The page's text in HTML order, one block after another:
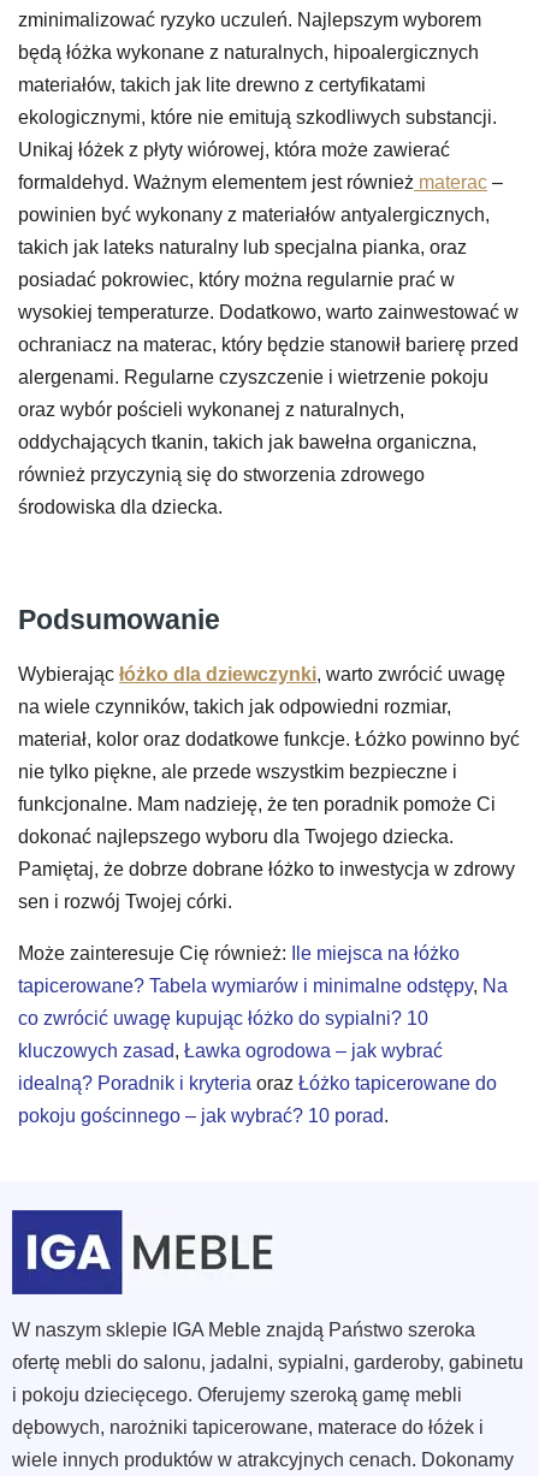
zminimalizować ryzyko uczuleń. Najlepszym wyborem
będą łóżka wykonane z naturalnych, hipoalergicznych
materiałów, takich jak lite drewno z certyfikatami
ekologicznymi, które nie emitują szkodliwych substancji.
Unikaj łóżek z płyty wiórowej, która może zawierać
formaldehyd. Ważnym elementem jest również materac –
powinien być wykonany z materiałów antyalergicznych,
takich jak lateks naturalny lub specjalna pianka, oraz
posiadać pokrowiec, który można regularnie prać w
wysokiej temperaturze. Dodatkowo, warto zainwestować w
ochraniacz na materac, który będzie stanowił barierę przed
alergenami. Regularne czyszczenie i wietrzenie pokoju
oraz wybór pościeli wykonanej z naturalnych,
oddychających tkanin, takich jak bawełna organiczna,
również przyczynią się do stworzenia zdrowego
środowiska dla dziecka.
Podsumowanie
Wybierając łóżko dla dziewczynki, warto zwrócić uwagę
na wiele czynników, takich jak odpowiedni rozmiar,
materiał, kolor oraz dodatkowe funkcje. Łóżko powinno być
nie tylko piękne, ale przede wszystkim bezpieczne i
funkcjonalne. Mam nadzieję, że ten poradnik pomoże Ci
dokonać najlepszego wyboru dla Twojego dziecka.
Pamiętaj, że dobrze dobrane łóżko to inwestycja w zdrowy
sen i rozwój Twojej córki.
Może zainteresuje Cię również:
Ile miejsca na łóżko
tapicerowane? Tabela wymiarów i minimalne odstępy, Na
co zwrócić uwagę kupując łóżko do sypialni? 10
kluczowych zasad, Ławka ogrodowa – jak wybrać
idealną? Poradnik i kryteria oraz Łóżko tapicerowane do
pokoju gościnnego – jak wybrać? 10 porad.
W naszym sklepie IGA Meble znajdą Państwo szeroka
ofertę mebli do salonu, jadalni, sypialni, garderoby, gabinetu
i pokoju dziecięcego. Oferujemy szeroką gamę mebli
dębowych, narożniki tapicerowane, materace do łóżek i
wiele innych produktów w atrakcyjnych cenach. Dokonamy